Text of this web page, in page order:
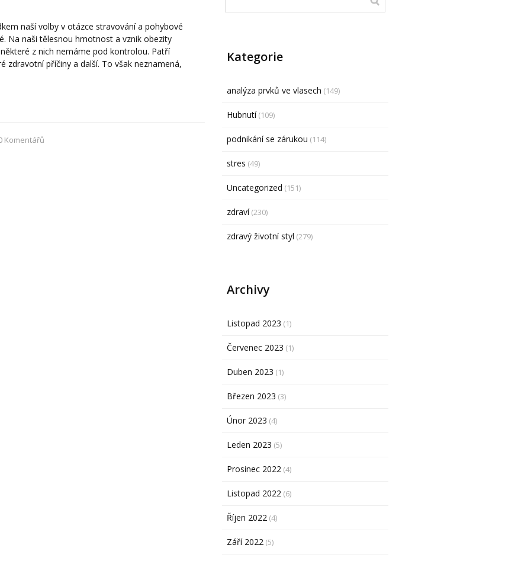
naší volby v otázce stravování a pohybové
Na naši tělesnou hmotnost a vznik obezity
z nich nemáme pod kontrolou. Patří
zdravotní příčiny a další. To však neznamená,
Komentářů
Kategorie
analýza prvků ve vlasech (149)
Hubnutí(109)
podnikání se zárukou (114)
stres (49)
Uncategorized (151)
zdraví(230)
zdravý životní styl (279)
Archivy
Listopad 2023 (1)
Červenec 2023 (1)
Duben 2023 (1)
Březen 2023 (3)
Únor 2023 (4)
Leden 2023 (5)
Prosinec 2022 (4)
Listopad 2022 (6)
Říjen 2022 (4)
Září 2022 (5)